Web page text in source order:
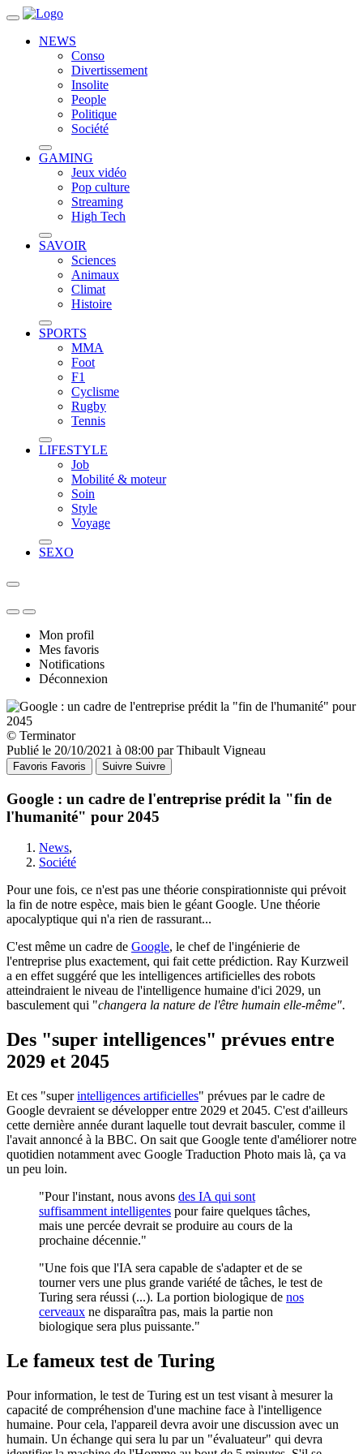
NEWS
Conso
Divertissement
Insolite
People
Politique
Société
GAMING
Jeux vidéo
Pop culture
Streaming
High Tech
SAVOIR
Sciences
Animaux
Climat
Histoire
SPORTS
MMA
Foot
F1
Cyclisme
Rugby
Tennis
LIFESTYLE
Job
Mobilité & moteur
Soin
Style
Voyage
SEXO
Mon profil
Mes favoris
Notifications
Déconnexion
© Terminator
Publié le 20/10/2021 à 08:00 par Thibault Vigneau
Favoris Favoris Suivre Suivre
Google : un cadre de l'entreprise prédit la "fin de
l'humanité" pour 2045
News,
Société
Pour une fois, ce n'est pas une théorie conspirationniste qui prévoit
la fin de notre espèce, mais bien le géant Google. Une théorie
apocalyptique qui n'a rien de rassurant...
C'est même un cadre de Google, le chef de l'ingénierie de
l'entreprise plus exactement, qui fait cette prédiction. Ray Kurzweil
a en effet suggéré que les intelligences artificielles des robots
atteindraient le niveau de l'intelligence humaine d'ici 2029, un
basculement qui "changera la nature de l'être humain elle-même".
Des "super intelligences" prévues entre
2029 et 2045
Et ces "superintelligences artificielles" prévues par le cadre de
Google devraient se développer entre 2029 et 2045. C'est d'ailleurs
cette dernière année durant laquelle tout devrait basculer, comme il
l'avait annoncé à la BBC. On sait que Google tente d'améliorer notre
quotidien notamment avec Google Traduction Photo mais là, ça va
un peu loin.
"Pour l'instant, nous avons des IA qui sont
suffisamment intelligentes pour faire quelques tâches,
mais une percée devrait se produire au cours de la
prochaine décennie."
"Une fois que l'IA sera capable de s'adapter et de se
tourner vers une plus grande variété de tâches, le test de
Turing sera réussi (...). La portion biologique de nos
cerveaux ne disparaîtra pas, mais la partie non
biologique sera plus puissante."
Le fameux test de Turing
Pour information, le test de Turing est un test visant à mesurer la
capacité de compréhension d'une machine face à l'intelligence
humaine. Pour cela, l'appareil devra avoir une discussion avec un
humain. Un échange qui sera lu par un "évaluateur" qui devra